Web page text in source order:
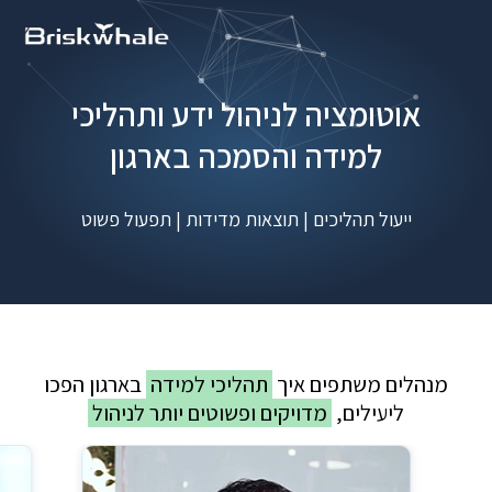
אוטומציה לניהול ידע ותהליכי
למידה והסמכה בארגון
ייעול תהליכים | תוצאות מדידות | תפעול פשוט
מנהלים משתפים איך תהליכי למידה בארגון הפכו
ליעילים, מדויקים ופשוטים יותר לניהול